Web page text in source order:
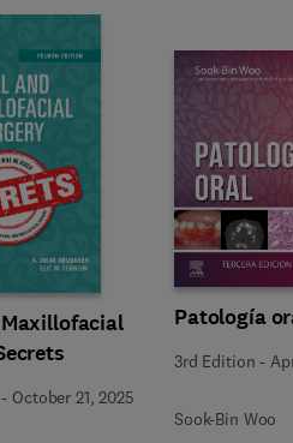
- October 21, 2025
Patología
3rd Edition -
Sook-Bin Woo